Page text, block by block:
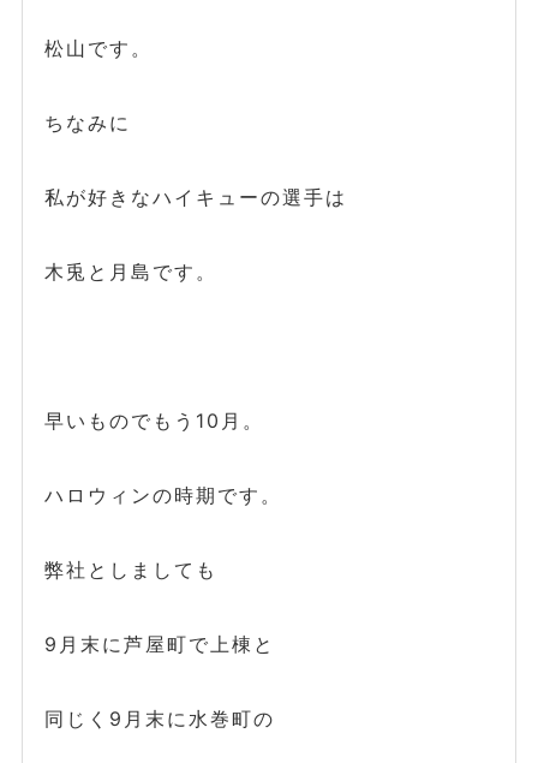
松山です。
ちなみに
私が好きなハイキューの選手は
木兎と月島です。
早いものでもう10月。
ハロウィンの時期です。
弊社としましても
9月末に芦屋町で上棟と
同じく9月末に水巻町の